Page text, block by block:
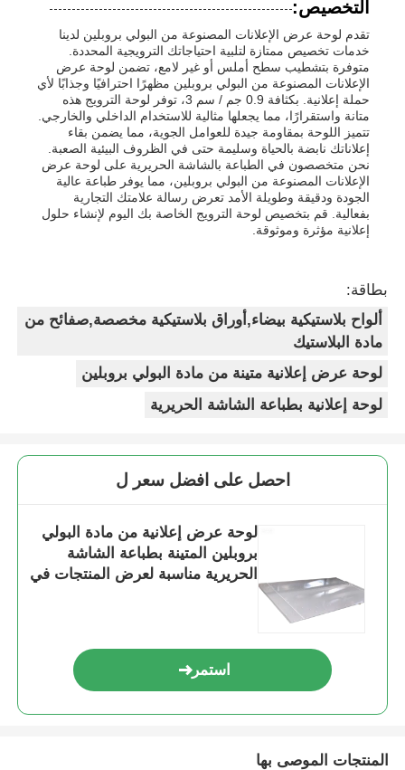
التخصيص:
تقدم لوحة عرض الإعلانات المصنوعة من البولي بروبلين لدينا
خدمات تخصيص ممتازة لتلبية احتياجاتك الترويجية المحددة.
متوفرة بتشطيب سطح أملس أو غير لامع، تضمن لوحة عرض
الإعلانات المصنوعة من البولي بروبلين مظهرًا احترافيًا وجذابًا لأي
حملة إعلانية. بكثافة 0.9 جم / سم 3، توفر لوحة الترويج هذه
متانة واستقرارًا، مما يجعلها مثالية للاستخدام الداخلي والخارجي.
تتميز اللوحة بمقاومة جيدة للعوامل الجوية، مما يضمن بقاء
إعلاناتك نابضة بالحياة وسليمة حتى في الظروف البيئية الصعبة.
نحن متخصصون في الطباعة بالشاشة الحريرية على لوحة عرض
الإعلانات المصنوعة من البولي بروبلين، مما يوفر طباعة عالية
الجودة ودقيقة وطويلة الأمد تعرض رسالة علامتك التجارية
بفعالية. قم بتخصيص لوحة الترويج الخاصة بك اليوم لإنشاء حلول
إعلانية مؤثرة وموثوقة.
بطاقة:
ألواح بلاستيكية بيضاء,أوراق بلاستيكية مخصصة,صفائح من
مادة البلاستيك
لوحة عرض إعلانية متينة من مادة البولي بروبلين
لوحة إعلانية بطباعة الشاشة الحريرية
احصل على افضل سعر ل
لوحة عرض إعلانية من مادة البولي
بروبلين المتينة بطباعة الشاشة
الحريرية مناسبة لعرض المنتجات في
استمر
المنتجات الموصى بها